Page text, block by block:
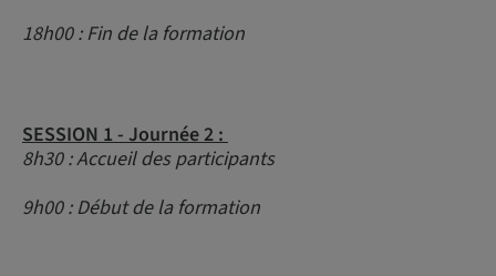
18h00 : Fin de la formation
SESSION 1 - Journée 2 :
8h30 : Accueil des participants
9h00 : Début de la formation